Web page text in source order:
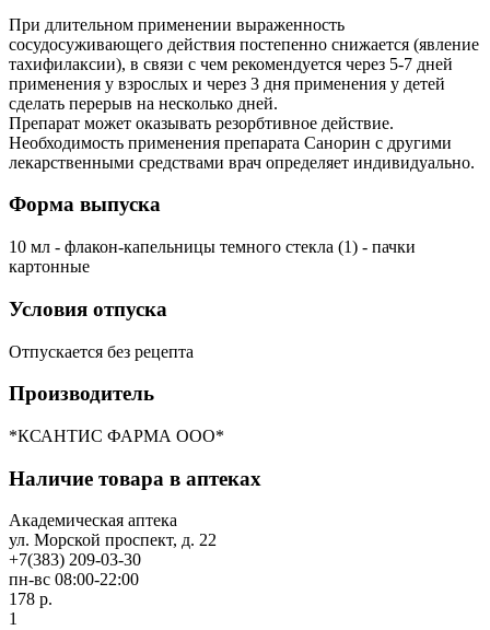
При длительном применении выраженность
сосудосуживающего действия постепенно снижается (явление
тахифилаксии), в связи с чем рекомендуется через 5-7 дней
применения у взрослых и через 3 дня применения у детей
сделать перерыв на несколько дней.
Препарат может оказывать резорбтивное действие.
Необходимость применения препарата Санорин с другими
лекарственными средствами врач определяет индивидуально.
Форма выпуска
10 мл - флакон-капельницы темного стекла (1) - пачки
картонные
Условия отпуска
Отпускается без рецепта
Производитель
*КСАНТИС ФАРМА ООО*
Наличие товара в аптеках
Академическая аптека
ул. Морской проспект, д. 22
+7(383) 209-03-30
пн-вс 08:00-22:00
178 р.
1